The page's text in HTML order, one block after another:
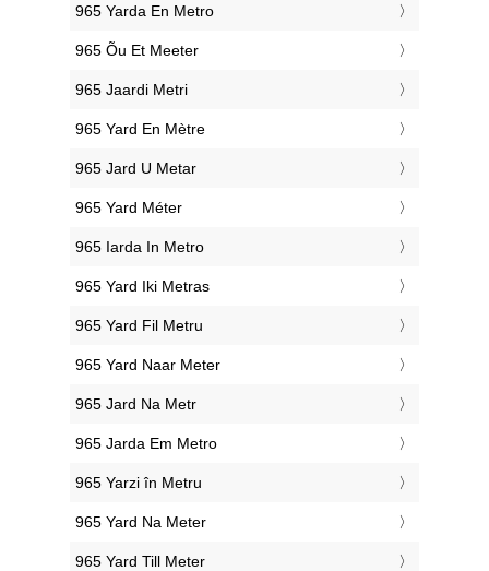
‎965 Yarda En Metro
‎965 Õu Et Meeter
‎965 Jaardi Metri
‎965 Yard En Mètre
‎965 Jard U Metar
‎965 Yard Méter
‎965 Iarda In Metro
‎965 Yard Iki Metras
‎965 Yard Fil Metru
‎965 Yard Naar Meter
‎965 Jard Na Metr
‎965 Jarda Em Metro
‎965 Yarzi în Metru
‎965 Yard Na Meter
‎965 Yard Till Meter